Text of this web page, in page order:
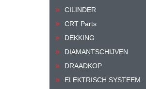
CILINDER
CRT Parts
DEKKING
DIAMANTSCHIJVEN
DRAADKOP
ELEKTRISCH SYSTEEM